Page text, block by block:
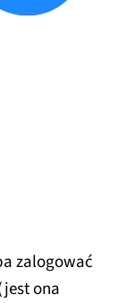
zalogować
ona